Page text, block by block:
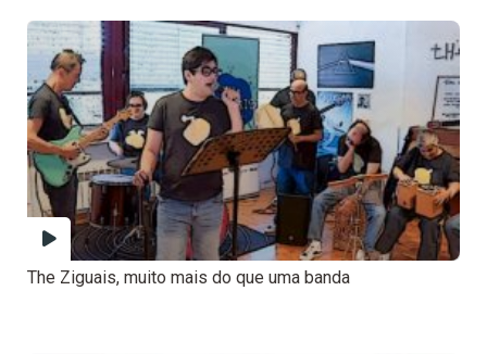
The Ziguais, muito mais do que uma banda